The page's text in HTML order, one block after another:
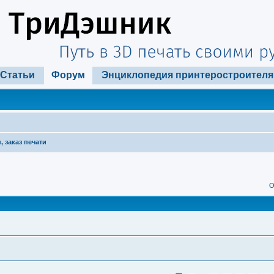
Статьи Форум Энциклопедия принтеростроителя
печати